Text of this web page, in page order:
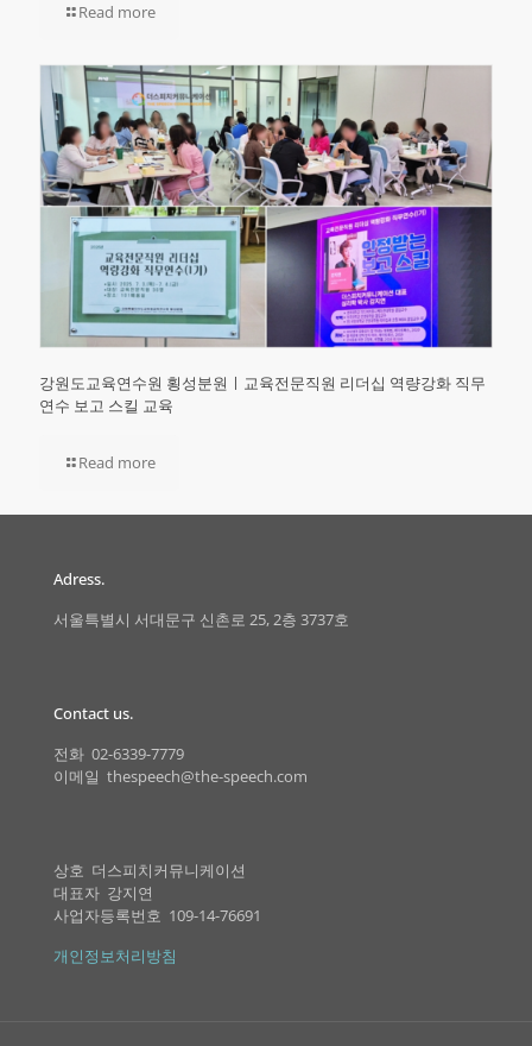
Read more
강원도교육연수원 횡성분원ㅣ교육전문직원 리더십 역량강화 직무
연수 보고 스킬 교육
Read more
Adress.
서울특별시 서대문구 신촌로 25, 2층 3737호
Contact us.
전화 02-6339-7779
이메일 thespeech@the-speech.com
상호 더스피치커뮤니케이션
대표자 강지연
사업자등록번호 109-14-76691
개인정보처리방침